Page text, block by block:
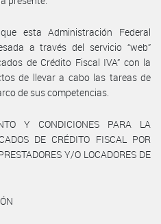
esta Administración Federal
a través del servicio “web”
de Crédito Fiscal IVA” con la
de llevar a cabo las tareas de
de sus competencias.
Y CONDICIONES PARA LA
DE CRÉDITO FISCAL POR
Y/O LOCADORES DE